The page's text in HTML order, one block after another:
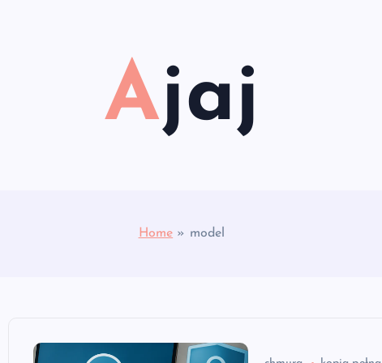
Ajaj
Home » model